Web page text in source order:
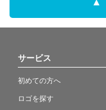
サービス
初めての方へ
ロゴを探す